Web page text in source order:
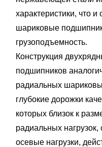
характеристики, что
шариковые
грузоподъемность.
Конструкция
подшипников
радиальных
глубокие дорожки
которых близок к
радиальных
осевые нагрузки,